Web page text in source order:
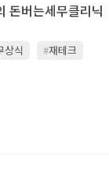
돈버는세무클리닉
상식 #재테크